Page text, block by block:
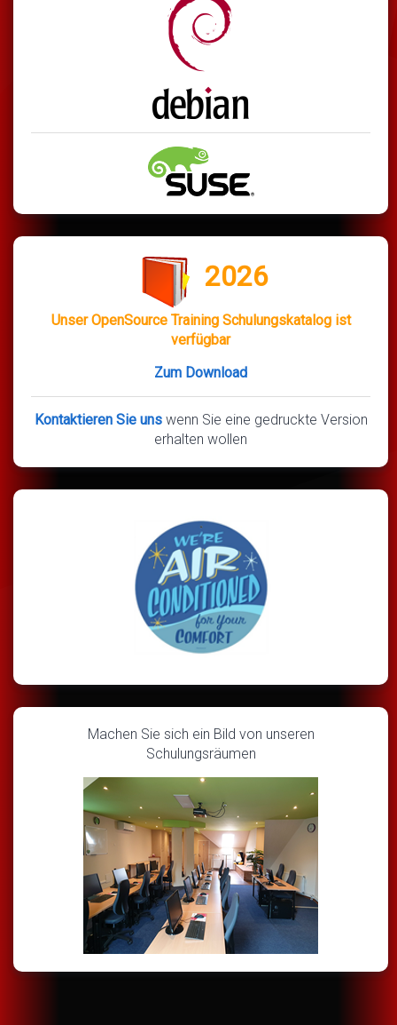
2026
Unser OpenSource Training Schulungskatalog ist
verfügbar
Zum Download
Kontaktieren Sie uns wenn Sie eine gedruckte Version
erhalten wollen
Machen Sie sich ein Bild von unseren
Schulungsräumen